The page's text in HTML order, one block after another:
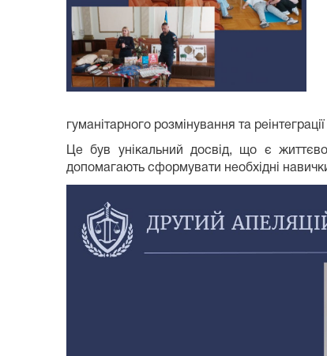
гуманітарного розмінування та
Це був унікальний досвід, що є
допомагають сформувати необхідні